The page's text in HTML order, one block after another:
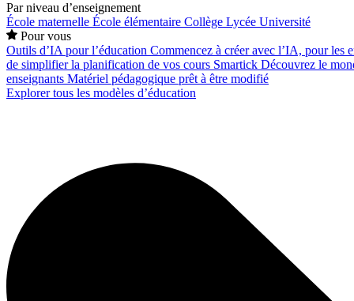
Par niveau d’enseignement
École maternelle École élémentaire Collège Lycée Université
Pour vous
Outils d’IA pour l’éducation Commencez à créer avec l’IA, pour les
de simplifier la planification de vos cours Smartick Découvrez le
enseignants Matériel pédagogique prêt à être modifié
Explorer tous les modèles d’éducation